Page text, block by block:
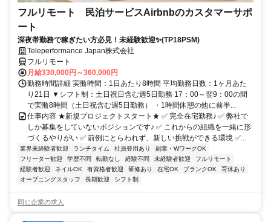
フルリモート 民泊サービスAirbnbのカスタマーサポ
ート
深夜帯勤務で稼ぎたい方必見！未経験歓迎✨(TP18PSM)
Teleperformance Japan株式会社
フルリモート
月給330,000円～360,000円
勤務時間詳細 実働時間：1日あたり8時間 平均勤務日数：1ヶ月あた
り21日 ▼シフト制：土日祝日含む週5日勤務 17：00～翌9：00の間
で実働8時間（土日祝含む週5日勤務） ・1時間休憩の他に前半...
仕事内容 ★新規プロジェクトスタート★ ✅ 完全在宅勤務♪ ✅ 弊社で
しか募集をしていないポジションです♪ ✅ これからの組織を一緒に形
づくるやりがい ✅ 前例にとらわれず、新しい挑戦ができる環境 ✅...
業界未経験者歓迎 ランチタイム 社員登用あり
副業・WワークOK
フリーター歓迎
学歴不問 転勤なし 経験不問 未経験者歓迎
フルリモート
経験者歓迎
ネイルOK 有資格者歓迎 研修あり 在宅OK ブランクOK
育休あり
オープニングスタッフ
長期歓迎 シフト制
同じ企業の求人